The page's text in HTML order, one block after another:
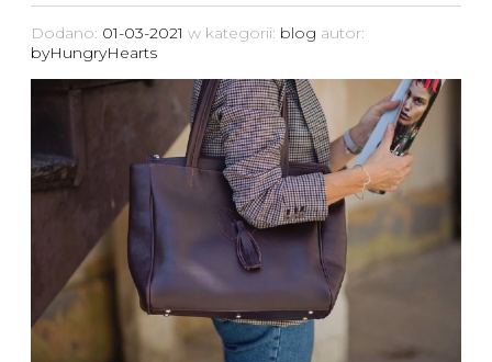
Dodano: 01-03-2021 w kategorii: blog autor:
byHungryHearts